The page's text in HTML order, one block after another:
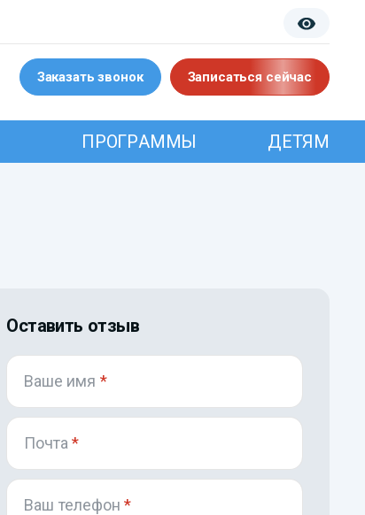
Заказать звонок Записаться сейчас
ПРОГРАММЫ ДЕТЯМ
Оставить отзыв
Ваше имя *
Почта*
Ваш телефон*